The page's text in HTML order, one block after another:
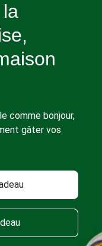
comme bonjour,
gâter vos